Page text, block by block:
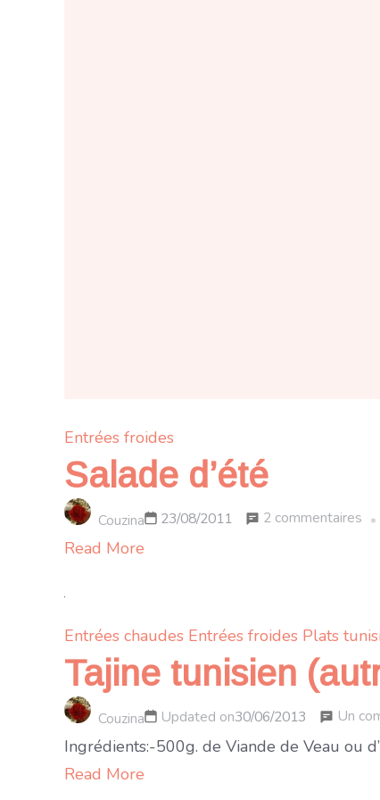
Entrées froides
Salade d’été
Couzina 23/08/2011 2 commentaires sur
Read More
Entrées chaudes Entrées froides Plats
Tajine tunisien
Couzina Updated on30/06/2013 Un
Ingrédients:-500g. de Viande de Veau ou
Read More